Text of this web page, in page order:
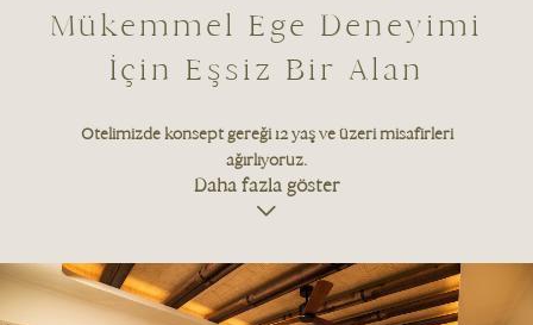
Mükemmel Ege Deneyimi
İçin Eşsiz Bir Alan
Otelimizde konsept gereği 12 yaş ve üzeri misafirleri
ağırlıyoruz.
Daha fazla göster